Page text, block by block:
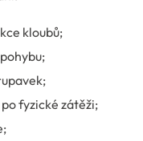
kloubů;
fyzické zátěži;